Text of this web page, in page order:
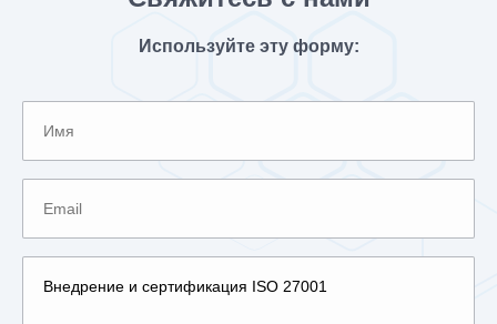
Используйте эту форму: